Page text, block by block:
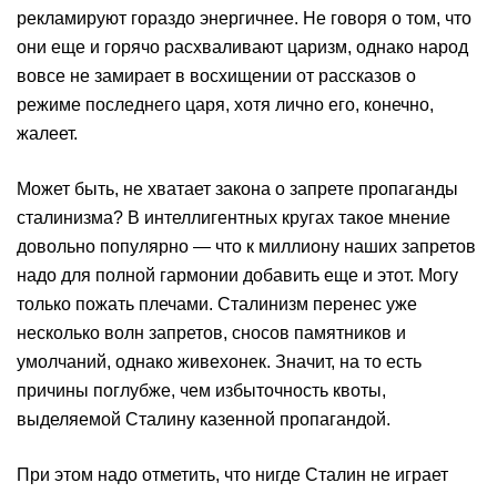
рекламируют гораздо энергичнее. Не говоря о том, что
они еще и горячо расхваливают царизм, однако народ
вовсе не замирает в восхищении от рассказов о
режиме последнего царя, хотя лично его, конечно,
жалеет.
Может быть, не хватает закона о запрете пропаганды
сталинизма? В интеллигентных кругах такое мнение
довольно популярно — что к миллиону наших запретов
надо для полной гармонии добавить еще и этот. Могу
только пожать плечами. Сталинизм перенес уже
несколько волн запретов, сносов памятников и
умолчаний, однако живехонек. Значит, на то есть
причины поглубже, чем избыточность квоты,
выделяемой Сталину казенной пропагандой.
При этом надо отметить, что нигде Сталин не играет